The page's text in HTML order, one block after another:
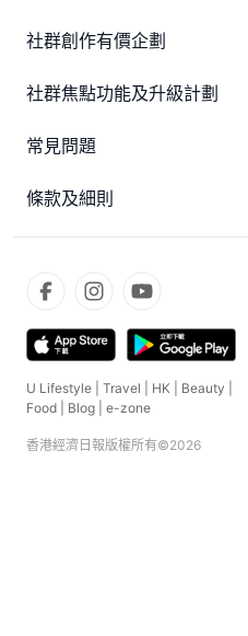
社群創作有價企劃
社群焦點功能及升級計劃
常見問題
條款及細則
U Lifestyle Travel HK Beauty
Food
Blog e-zone
香港經濟日報版權所有©2026